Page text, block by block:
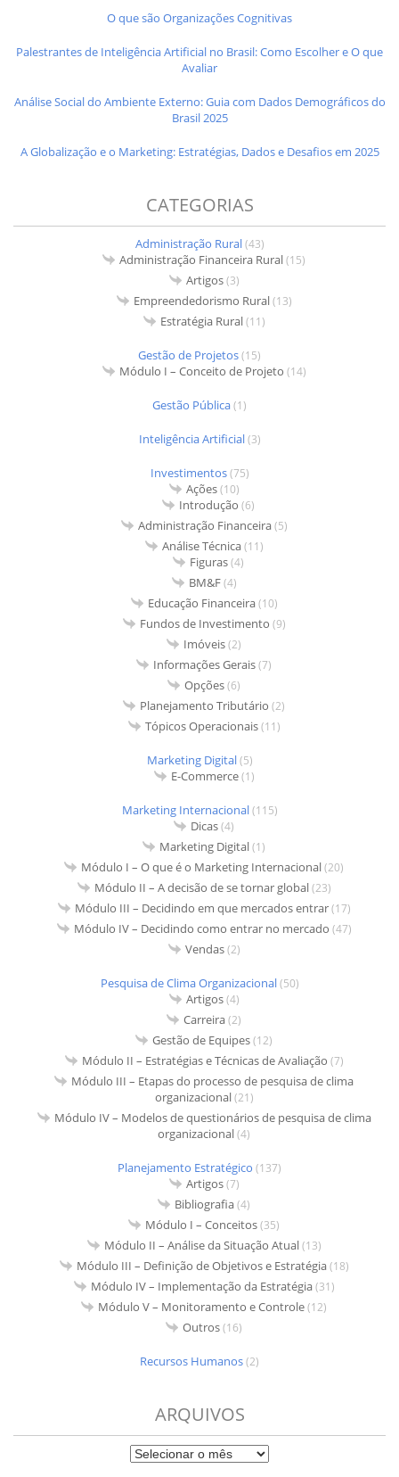
O que são Organizações Cognitivas
Palestrantes de Inteligência Artificial no Brasil: Como Escolher e O que
Avaliar
Análise Social do Ambiente Externo: Guia com Dados Demográficos do
Brasil 2025
A Globalização e o Marketing: Estratégias, Dados e Desafios em 2025
CATEGORIAS
Administração Rural(43)
Administração Financeira Rural(15)
Artigos(3)
Empreendedorismo Rural(13)
Estratégia Rural(11)
Gestão de Projetos(15)
Módulo I – Conceito de Projeto (14)
Gestão Pública(1)
Inteligência Artificial(3)
Investimentos(75)
Ações(10)
Introdução (6)
Administração Financeira(5)
Análise Técnica(11)
Figuras(4)
BM&F(4)
Educação Financeira(10)
Fundos de Investimento (9)
Imóveis(2)
Informações Gerais(7)
Opções(6)
Planejamento Tributário (2)
Tópicos Operacionais(11)
Marketing Digital(5)
E-Commerce(1)
Marketing Internacional(115)
Dicas(4)
Marketing Digital(1)
Módulo I – O que é o Marketing Internacional(20)
Módulo II – A decisão de se tornar global(23)
Módulo III – Decidindo em que mercados entrar(17)
Módulo IV – Decidindo como entrar no mercado (47)
Vendas(2)
Pesquisa de Clima Organizacional(50)
Artigos(4)
Carreira(2)
Gestão de Equipes(12)
Módulo II – Estratégias e Técnicas de Avaliação (7)
Módulo III – Etapas do processo de pesquisa de clima
organizacional(21)
Módulo IV – Modelos de questionários de pesquisa de clima
organizacional(4)
Planejamento Estratégico (137)
Artigos(7)
Bibliografia(4)
Módulo I – Conceitos(35)
Módulo II – Análise da Situação Atual(13)
Módulo III – Definição de Objetivos e Estratégia(18)
Módulo IV – Implementação da Estratégia(31)
Módulo V – Monitoramento e Controle(12)
Outros(16)
Recursos Humanos(2)
ARQUIVOS